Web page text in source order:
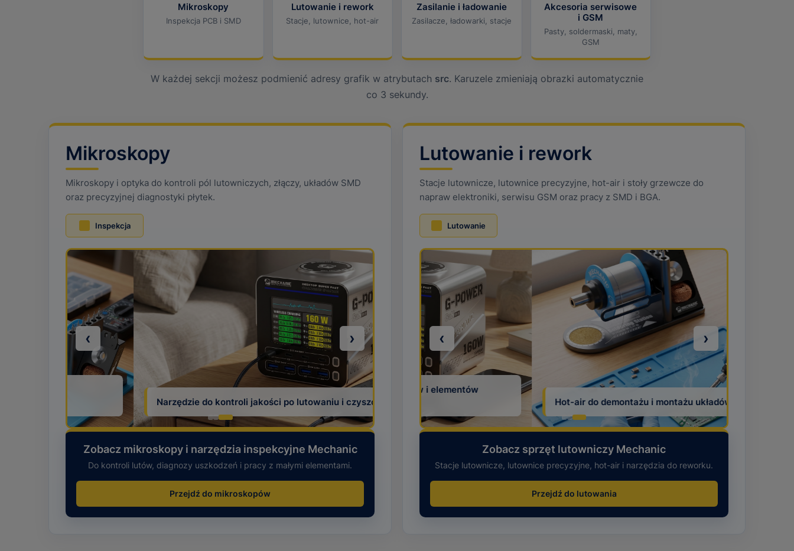
Mikroskopy
Inspekcja PCB i SMD
Lutowanie i rework
Stacje, lutownice, hot-air
Zasilanie i ładowanie
Zasilacze, ładowarki, stacje
Akcesoria serwisowe
i GSM
Pasty, soldermaski, maty,
GSM
W każdej sekcji możesz podmienić adresy grafik w atrybutach src. Karuzele zmieniają obrazki automatycznie
co 3 sekundy.
Mikroskopy
Mikroskopy i optyka do kontroli pól lutowniczych, złączy, układów SMD
oraz precyzyjnej diagnostyki płytek.
Inspekcja
Narzędzie do kontroli jakości po lutowaniu i czyszczeniu
‹ ›
Zobacz mikroskopy i narzędzia inspekcyjne Mechanic
Do kontroli lutów, diagnozy uszkodzeń i pracy z małymi elementami.
Przejdź do mikroskopów
Lutowanie i rework
Stacje lutownicze, lutownice precyzyjne, hot-air i stoły grzewcze do
napraw elektroniki, serwisu GSM oraz pracy z SMD i BGA.
Lutowanie
Do napraw złączy, przewodów, modułów i elementów
elektronicznych
Hot-air do demontażu i montażu układów SMD oraz BGA
‹ ›
Zobacz sprzęt lutowniczy Mechanic
Stacje lutownicze, lutownice precyzyjne, hot-air i narzędzia do reworku.
Przejdź do lutowania